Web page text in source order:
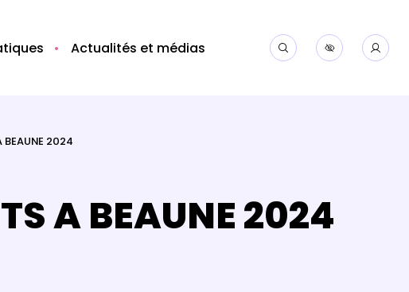
Actualités et médias
BEAUNE 2024
A BEAUNE 2024